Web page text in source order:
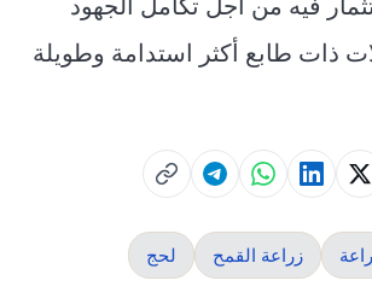
ذات طابع أكثر استدامة وطويلة
زراعة القمح لحج